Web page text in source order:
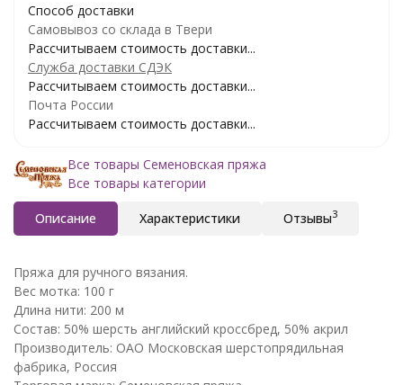
Способ доставки
Самовывоз со склада в Твери
Рассчитываем стоимость доставки...
Служба доставки СДЭК
Рассчитываем стоимость доставки...
Почта России
Рассчитываем стоимость доставки...
Все товары Семеновская пряжа
Все товары категории
Описание Характеристики Отзывы3
Пряжа для ручного вязания.
Вес мотка: 100 г
Длина нити: 200 м
Состав: 50% шерсть английский кроссбред, 50% акрил
Производитель: ОАО Московская шерстопрядильная
фабрика, Россия